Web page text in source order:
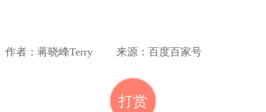
作者：蒋晓峰Terry 来源：百度百家号
打赏